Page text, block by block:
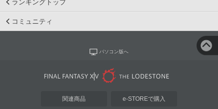
ランキングトップ
コミュニティ
パソコン版へ
関連商品 e-STOREで購入